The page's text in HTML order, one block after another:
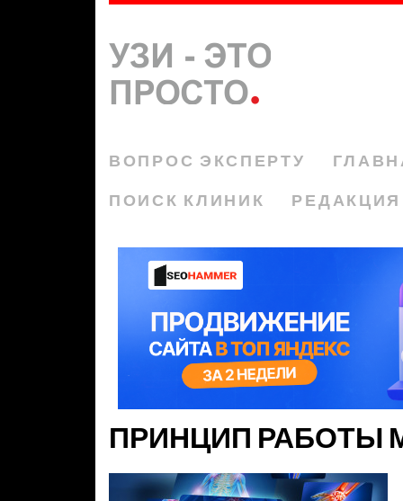
ВОПРОС ЭКСПЕРТУ
ПОИСК КЛИНИК
РЕДАКЦИЯ
ПРИНЦИП РАБОТЫ